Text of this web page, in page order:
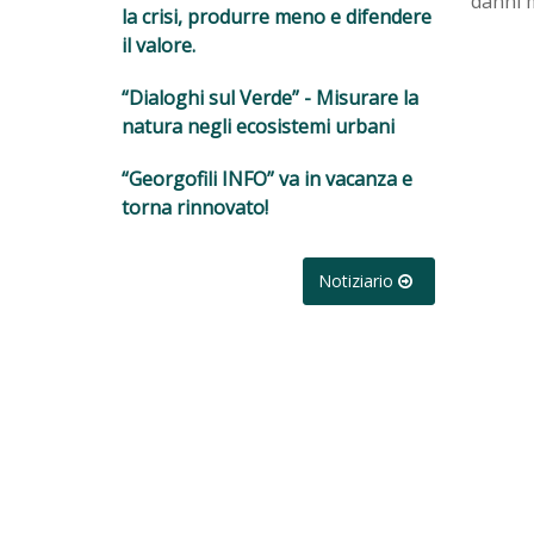
la crisi, produrre meno e difendere
il valore.
“Dialoghi sul Verde” - Misurare la
natura negli ecosistemi urbani
“Georgofili INFO” va in vacanza e
torna rinnovato!
Notiziario